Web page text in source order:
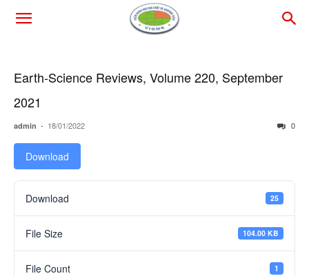
Earth-Science Reviews, Volume 220, September
2021
admin - 18/01/2022 0
Download
Download 25
File Size 104.00 KB
File Count 1